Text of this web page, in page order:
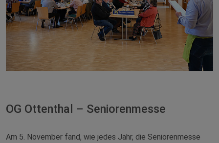
OG Ottenthal – Seniorenmesse
Am 5. November fand, wie jedes Jahr, die Seniorenmesse